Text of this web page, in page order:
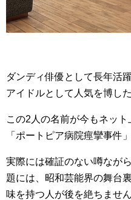
ダンディ俳優として長年活
アイドルとして人気を博し
この2人の名前が今もネッ
「ポートピア病院痙攣事件
実際には確証のない噂なが
題には、昭和芸能界の舞台
味を持つ人が後を絶ちません